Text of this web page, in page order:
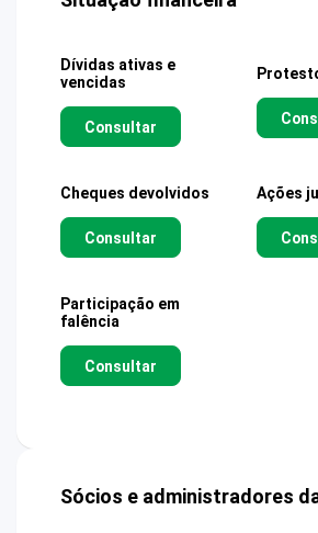
Dívidas ativas e
vencidas
Consultar
Cheques devolvidos
Consultar
Ações
Participação em
falência
Consultar
Sócios e administradores